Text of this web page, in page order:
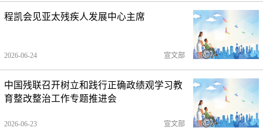
程凯会见亚太残疾人发展中心主席
2026-06-24 宣文部
中国残联召开树立和践行正确政绩观学习教
育整改整治工作专题推进会
2026-06-23 宣文部